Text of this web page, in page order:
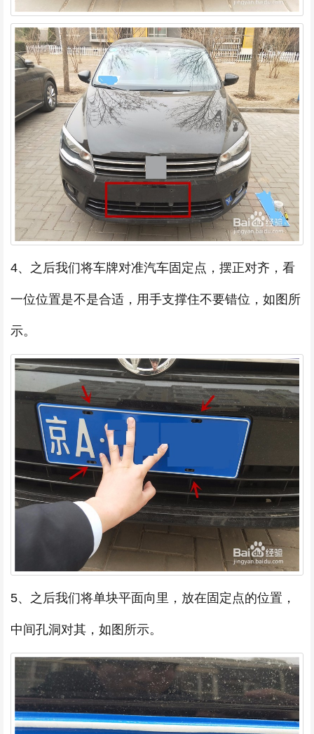
4、之后我们将车牌对准汽车固定点，摆正对齐，看
一位位置是不是合适，用手支撑住不要错位，如图所
示。
5、之后我们将单块平面向里，放在固定点的位置，
中间孔洞对其，如图所示。